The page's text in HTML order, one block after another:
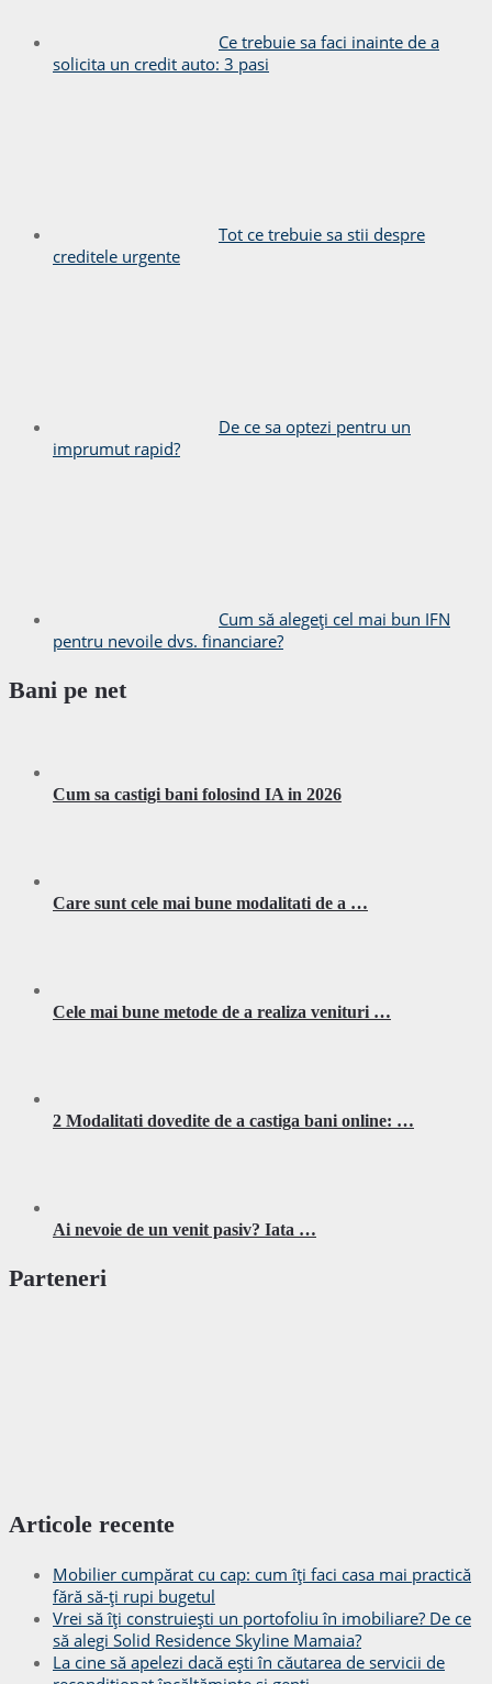
Ce trebuie sa faci inainte de a
solicita un credit auto: 3 pasi
Tot ce trebuie sa stii despre
creditele urgente
De ce sa optezi pentru un
imprumut rapid?
Cum să alegeți cel mai bun IFN
pentru nevoile dvs. financiare?
Bani pe net
Cum sa castigi bani folosind IA in 2026
Care sunt cele mai bune modalitati de a …
Cele mai bune metode de a realiza venituri …
2 Modalitati dovedite de a castiga bani online: …
Ai nevoie de un venit pasiv? Iata …
Parteneri
Articole recente
Mobilier cumpărat cu cap: cum îți faci casa mai practică
fără să-ți rupi bugetul
Vrei să îți construiești un portofoliu în imobiliare? De ce
să alegi Solid Residence Skyline Mamaia?
La cine să apelezi dacă ești în căutarea de servicii de